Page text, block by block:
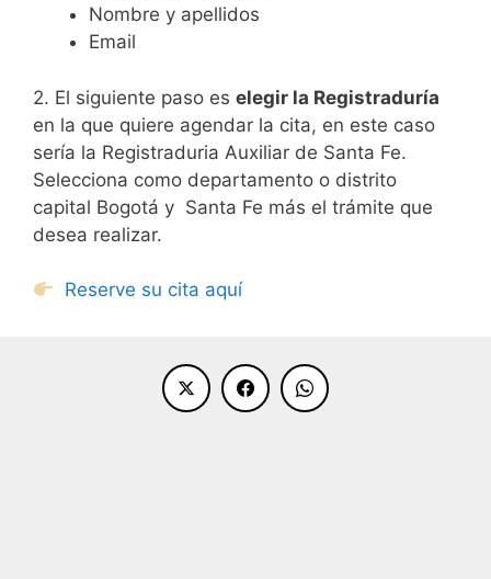
Nombre y apellidos
Email
2. El siguiente paso es elegir la Registraduría
en la que quiere agendar la cita, en este caso
sería la Registraduria Auxiliar de Santa Fe.
Selecciona como departamento o distrito
capital Bogotá y Santa Fe más el trámite que
desea realizar.
Reserve su cita aquí